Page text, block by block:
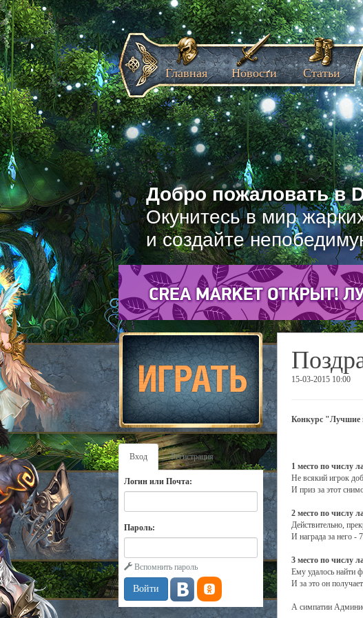
Добро пожаловать в
Окунитесь в мир
и создайте
Главная Новости Статьи
Вход Регистрация
Логин или Почта:
Пароль:
Вспомнить пароль
15-03-2015 10:00
Конкурс "Лучшие
1 место по числу
Не всякий игрок
И приз за этот
2 место по числу
Действительно,
И награда за него -
3 место по числу
Ему удалось найти
И за это он
А симпатии